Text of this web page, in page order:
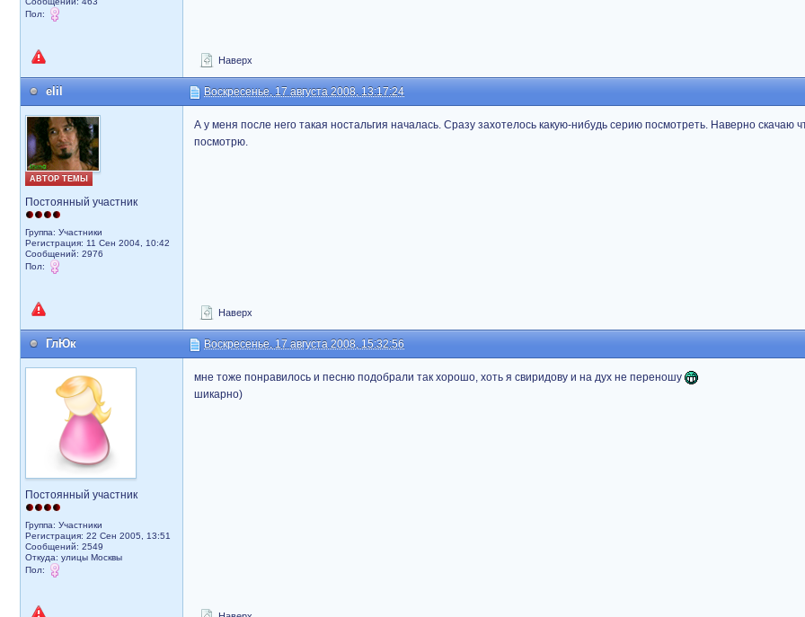
Пол:
Наверх
elil Воскресенье, 17 августа 2008, 13:17:24
АВТОР ТЕМЫ
Постоянный участник
Группа: Участники
Регистрация: 11 Сен 2004, 10:42
Сообщений: 2976
Пол:
А у меня после него такая ностальгия началась. Сразу захотелось какую-нибудь серию посмотреть. Наверно скачаю
посмотрю.
Наверх
ГлЮк Воскресенье, 17 августа 2008, 15:32:56
Постоянный участник
Группа: Участники
Регистрация: 22 Сен 2005, 13:51
Сообщений: 2549
Откуда: улицы Москвы
Пол:
мне тоже понравилось и песню подобрали так хорошо, хоть я свиридову и на дух не переношу
шикарно)